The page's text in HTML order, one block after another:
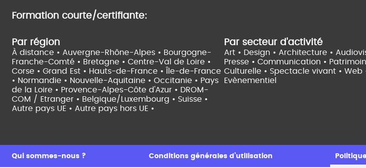
Formation courte/certifiante:
Par région
À distance • Auvergne-Rhône-Alpes • Bourgogne-
Franche-Comté • Bretagne • Centre-Val de Loire •
Corse • Grand Est • Hauts-de-France •
Île-de-France
• Normandie • Nouvelle-Aquitaine • Occitanie • Pays
de la Loire • Provence-Alpes-Côte d'Azur • DROM-
COM / Etranger • Belgique/Luxembourg • Suisse •
Autre pays UE • Autre pays hors UE •
Par secteur d'activité
Art • Design • Architecture •
Presse • Communication •
Culturelle • Spectacle vivant • Web
Evènementiel
Qui sommes-nous ? Conditions générales d’utilisation